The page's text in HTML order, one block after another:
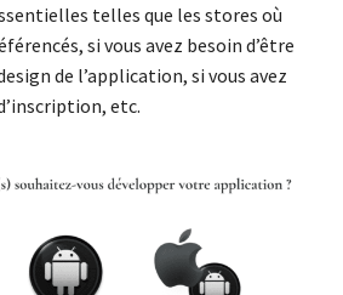
telles que les stores où
si vous avez besoin d’être
de l’application, si vous avez
etc.